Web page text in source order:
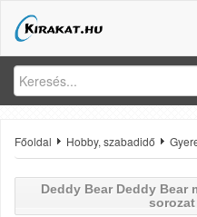
Főoldal Hobby, szabadidő
Deddy Bear Deddy Bear